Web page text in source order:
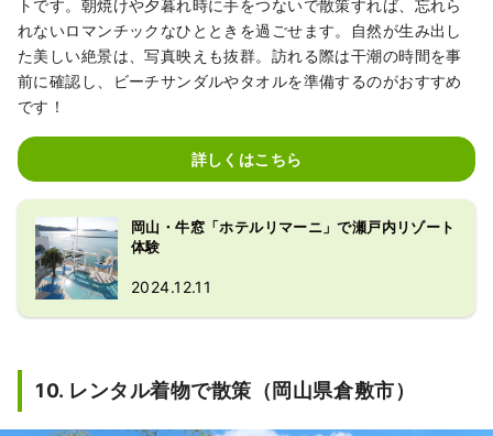
トです。朝焼けや夕暮れ時に手をつないで散策すれば、忘れら
れないロマンチックなひとときを過ごせます。自然が生み出し
た美しい絶景は、写真映えも抜群。訪れる際は干潮の時間を事
前に確認し、ビーチサンダルやタオルを準備するのがおすすめ
です！
詳しくはこちら
岡山・牛窓「ホテルリマーニ」で瀬戸内リゾート
体験
2024.12.11
10. レンタル着物で散策（岡山県倉敷市）